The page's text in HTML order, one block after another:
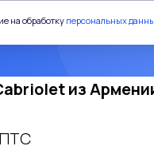
на обработку персональных
из